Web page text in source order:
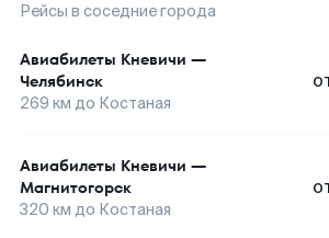
Рейсы в соседние города
Авиабилеты Кневичи —
Челябинск
269 км до Костаная
Авиабилеты Кневичи —
Магнитогорск
320 км до Костаная